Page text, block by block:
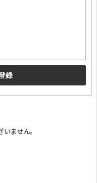
ません。